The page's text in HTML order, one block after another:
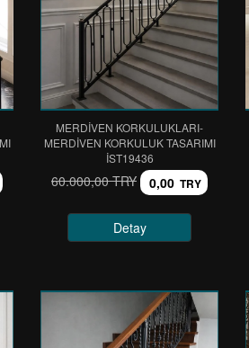
MERDİVEN KORKULUKLARI-
MERDİVEN KORKULUK TASARIMI
IST19436
60.000,00 TRY 0,00 TRY
Detay